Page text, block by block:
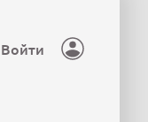
Войти